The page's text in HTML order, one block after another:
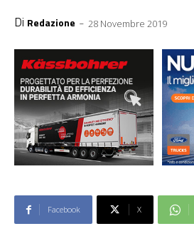
Di Redazione - 28 Novembre 2019
Facebook X